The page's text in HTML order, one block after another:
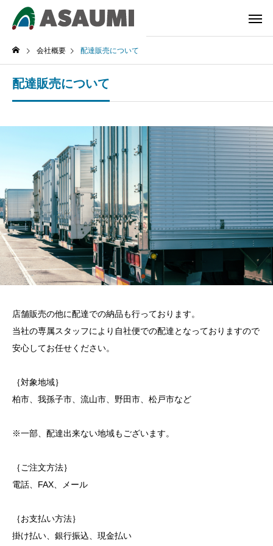
会社概要 配達販売について
配達販売について
店舗販売の他に配達での納品も行っております。
当社の専属スタッフにより自社便での配達となっておりますので
安心してお任せください。
｛対象地域｝
柏市、我孫子市、流山市、野田市、松戸市など
※一部、配達出来ない地域もございます。
｛ご注文方法｝
電話、FAX、メール
｛お支払い方法｝
掛け払い、銀行振込、現金払い